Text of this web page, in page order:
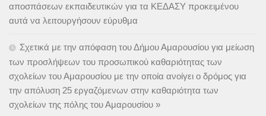
αποσπάσεων εκπαιδευτικών για τα ΚΕΔΑΣΥ προκειμένου
αυτά να λειτουργήσουν εύρυθμα
Σχετικά με την απόφαση του Δήμου Αμαρουσίου για μείωση
των προσλήψεων του προσωπικού καθαριότητας των
σχολείων του Αμαρουσίου με την οποία ανοίγει ο δρόμος για
την απόλυση 25 εργαζόμενων στην καθαριότητα των
σχολείων της πόλης του Αμαρουσίου »